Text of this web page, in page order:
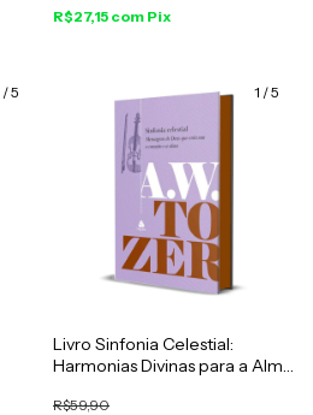
R$27,15 com Pix
/5 1 /5
Livro Sinfonia Celestial:
Harmonias Divinas para a Alma
R$59,90